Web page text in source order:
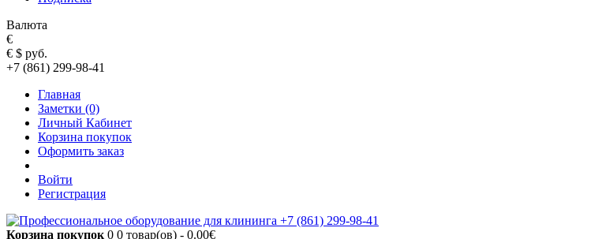
Валюта
€
€ $ руб.
+7 (861) 299-98-41
Главная
Заметки (0)
Личный Кабинет
Корзина покупок
Оформить заказ
Войти
Регистрация
Корзина покупок 0 0 товар(ов) - 0.00€